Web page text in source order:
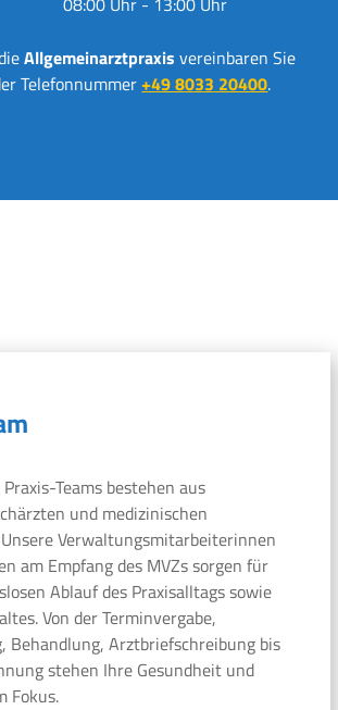
Allgemeinarztpraxis vereinbaren Sie
Telefonnummer+49 8033 20400.
Teams bestehen aus
und medizinischen
Unsere Verwaltungsmitarbeiterinnen
am Empfang des MVZs sorgen für
Ablauf des Praxisalltags sowie
Von der Terminvergabe,
Behandlung, Arztbriefschreibung bis
stehen Ihre Gesundheit und
Fokus.